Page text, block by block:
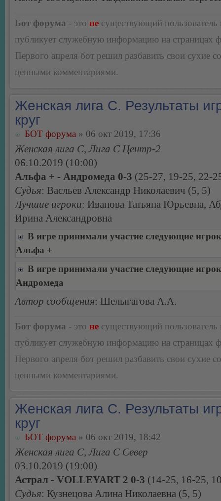
Бот форума - это не существующий пользователь
публикует служебную информацию на страницах
Первого апреля бот решил разбавить свои сухие
ценными комментариями.
Женская лига С. Результаты
круг
БОТ форума » 06 окт 2019, 17:36
Женская лига С, Лига С Центр-2
06.10.2019 (10:00)
Альфа + - Андромеда 0-3 (25-27, 19-25, 22-
Судья: Васльев Александр Николаевич (5, 5)
Лучшие игроки: Иванова Татьяна Юрьевна,
Ирина Александровна
В игре принимали участие следующие
Альфа +
В игре принимали участие следующие
Андромеда
Автор сообщения: Шелыгагова А.А.
Бот форума - это не существующий пользователь
публикует служебную информацию на страницах
Первого апреля бот решил разбавить свои сухие
ценными комментариями.
Женская лига С. Результаты
круг
БОТ форума » 06 окт 2019, 18:42
Женская лига С, Лига С Север
03.10.2019 (19:00)
Астрал - VOLLEYART 2 0-3 (14-25, 16-25,
Судья: Кузнецова Алина Николаевна (5, 5)